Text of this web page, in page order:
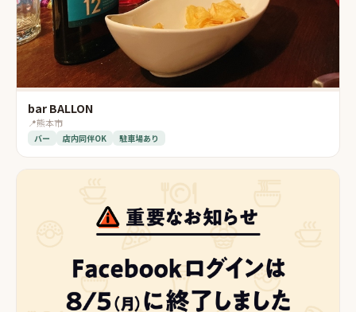
bar BALLON
📍熊本市
バー 店内同伴OK 駐車場あり